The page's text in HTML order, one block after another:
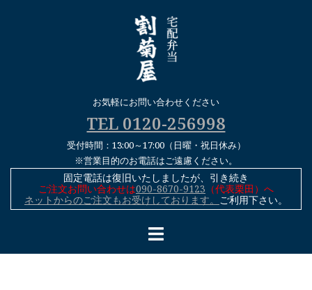
お気軽にお問い合わせください
TEL 0120-256998
受付時間：13:00～17:00（日曜・祝日休み）
※営業目的のお電話はご遠慮ください。
固定電話は復旧いたしましたが、引き続き
ご注文お問い合わせは090-8670-9123 （代表栗田）へ
ネットからのご注文もお受けしております。 ご利用下さい。